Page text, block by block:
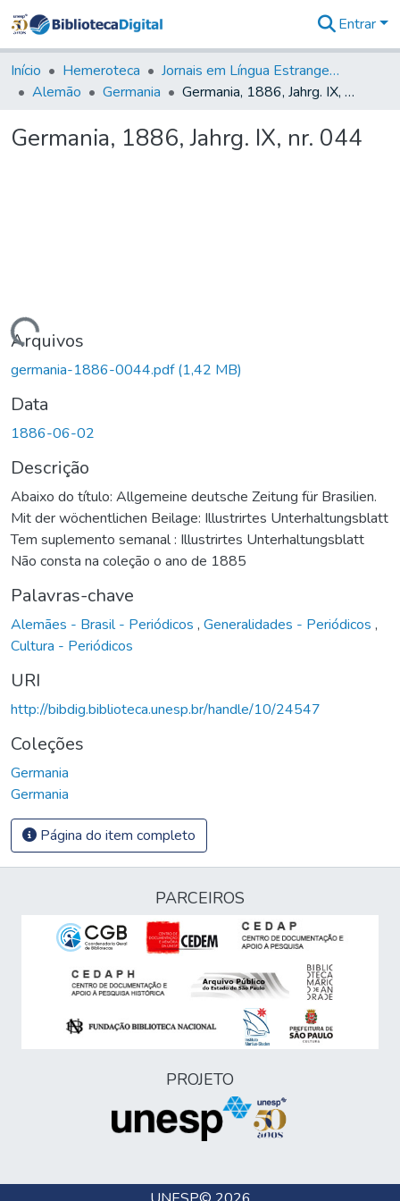
&
Coleções
Tudo na
Digital
Entrar
Início Hemeroteca
Jornais em Língua Estrangeira
Alemão
Germania Germania, 1886, Jahrg. IX, nr. 044
Germania, 1886, Jahrg. IX, nr. 044
Carregando...
Arquivos
germania-1886-0044.pdf(1,42 MB)
Data
1886-06-02
Descrição
Abaixo do título: Allgemeine deutsche Zeitung für Brasilien.
Mit der wöchentlichen Beilage: Illustrirtes Unterhaltungsblatt
Tem suplemento semanal : Illustrirtes Unterhaltungsblatt
Não consta na coleção o ano de 1885
Palavras-chave
Alemães - Brasil - Periódicos , Generalidades - Periódicos ,
Cultura - Periódicos
URI
http://bibdig.biblioteca.unesp.br/handle/10/24547
Coleções
Germania
Germania
Página do item completo
PARCEIROS
PROJETO